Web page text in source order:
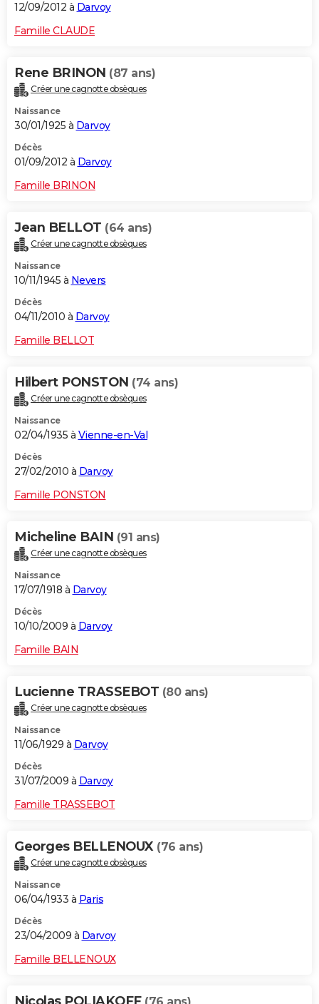
12/09/2012 à Darvoy
Famille CLAUDE
Rene BRINON (87 ans)
Créer une cagnotte obsèques
Naissance
30/01/1925 à Darvoy
Décès
01/09/2012 à Darvoy
Famille BRINON
Jean BELLOT (64 ans)
Créer une cagnotte obsèques
Naissance
10/11/1945 à Nevers
Décès
04/11/2010 à Darvoy
Famille BELLOT
Hilbert PONSTON (74 ans)
Créer une cagnotte obsèques
Naissance
02/04/1935 à Vienne-en-Val
Décès
27/02/2010 à Darvoy
Famille PONSTON
Micheline BAIN (91 ans)
Créer une cagnotte obsèques
Naissance
17/07/1918 à Darvoy
Décès
10/10/2009 à Darvoy
Famille BAIN
Lucienne TRASSEBOT (80 ans)
Créer une cagnotte obsèques
Naissance
11/06/1929 à Darvoy
Décès
31/07/2009 à Darvoy
Famille TRASSEBOT
Georges BELLENOUX (76 ans)
Créer une cagnotte obsèques
Naissance
06/04/1933 à Paris
Décès
23/04/2009 à Darvoy
Famille BELLENOUX